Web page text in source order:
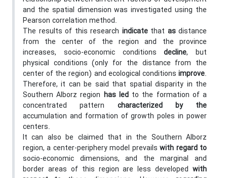
and the spatial dimension was investigated using the
Pearson correlation method.
The results of this research indicatethat asdistance
from the center of the region and the province
increases, socio-economic conditionsdecline, but
physical conditions (only for the distance from the
center of the region) and ecological conditions improve.
Therefore, it can be said that spatial disparity in the
Southern Alborz region has ledto the formation of a
concentrated pattern characterized by the
accumulation and formation of growth poles in power
centers.
It can also be claimed that in the Southern Alborz
region, a center-periphery model prevailswith regard to
socio-economic dimensions, and the marginal and
border areas of this region are less developed with